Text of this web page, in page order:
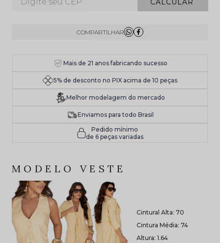
Mais de 21 anos fabricando sucesso
5% de desconto no PIX acima de 10 peças
Melhor modelagem do mercado
Enviamos para todo Brasil
Pedido mínimo
de 6 peças variadas
MODELO VESTE
Cintural Alta: 70
Cintura Média: 74
Altura: 1.64